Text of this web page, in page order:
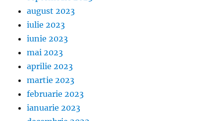
august 2023
iulie 2023
iunie 2023
mai 2023
aprilie 2023
martie 2023
februarie 2023
ianuarie 2023